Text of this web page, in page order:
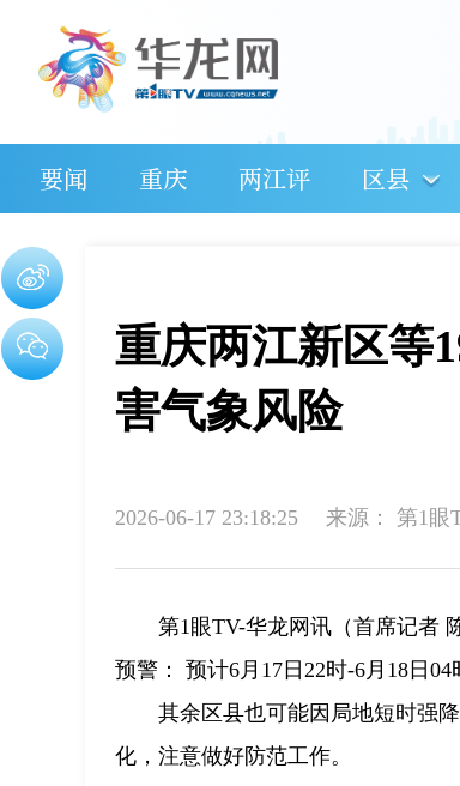
要闻 重庆 两江评 区县
重庆两江新区等
害气象风险
2026-06-17 23:18:25 来源： 第1眼
第1眼TV-华龙网讯（首席记者
预警： 预计6月17日22时-6月18日
其余区县也可能因局地短时强
化，注意做好防范工作。